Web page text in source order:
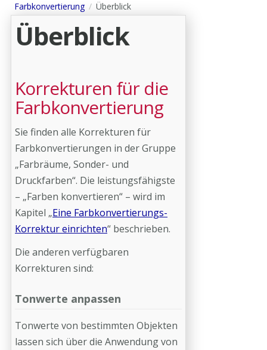
Farbkonvertierung
Überblick
Überblick
Korrekturen für die
Farbkonvertierung
Sie finden alle Korrekturen für
Farbkonvertierungen in der Gruppe
„Farbräume, Sonder- und
Druckfarben“. Die leistungsfähigste
– „Farben konvertieren“ – wird im
Kapitel „Eine Farbkonvertierungs-
Korrektur einrichten“ beschrieben.
Die anderen verfügbaren
Korrekturen sind:
Tonwerte anpassen
Tonwerte von bestimmten Objekten
lassen sich über die Anwendung von